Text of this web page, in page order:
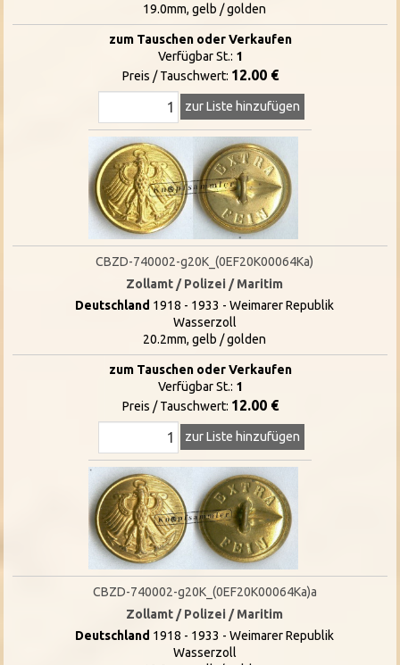
19.0mm, gelb / golden
zum Tauschen oder Verkaufen
Verfügbar St.: 1
Preis / Tauschwert: 12.00 €
zur Liste hinzufügen
CBZD-740002-g20K_(0EF20K00064Ka)
Zollamt / Polizei / Maritim
Deutschland 1918 - 1933 - Weimarer Republik
Wasserzoll
20.2mm, gelb / golden
zum Tauschen oder Verkaufen
Verfügbar St.: 1
Preis / Tauschwert: 12.00 €
zur Liste hinzufügen
CBZD-740002-g20K_(0EF20K00064Ka)a
Zollamt / Polizei / Maritim
Deutschland 1918 - 1933 - Weimarer Republik
Wasserzoll